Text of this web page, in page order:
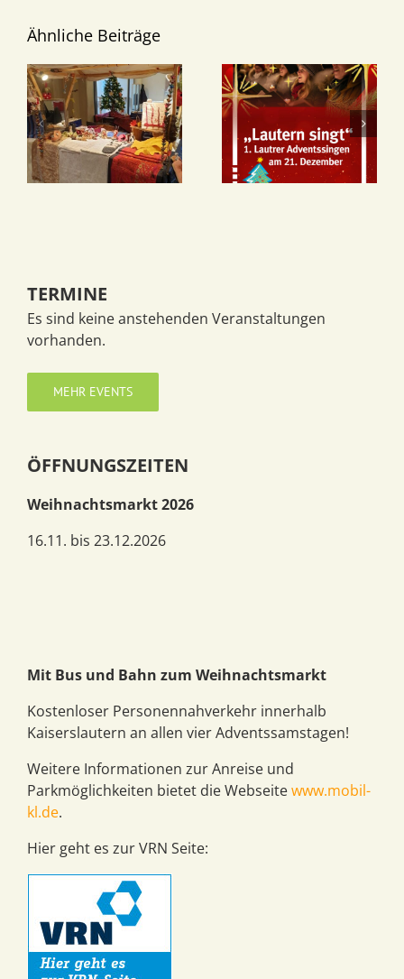
Ähnliche Beiträge
TERMINE
Es sind keine anstehenden Veranstaltungen
vorhanden.
MEHR EVENTS
ÖFFNUNGSZEITEN
Weihnachtsmarkt 2026
16.11. bis 23.12.2026
Mit Bus und Bahn zum Weihnachtsmarkt
Kostenloser Personennahverkehr innerhalb
Kaiserslautern an allen vier Adventssamstagen!
Weitere Informationen zur Anreise und
Parkmöglichkeiten bietet die Webseitewww.mobil-
kl.de.
Hier geht es zur VRN Seite: